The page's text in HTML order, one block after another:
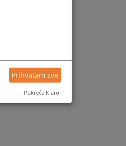
Prihvatam sve
Pokreće Klaro!